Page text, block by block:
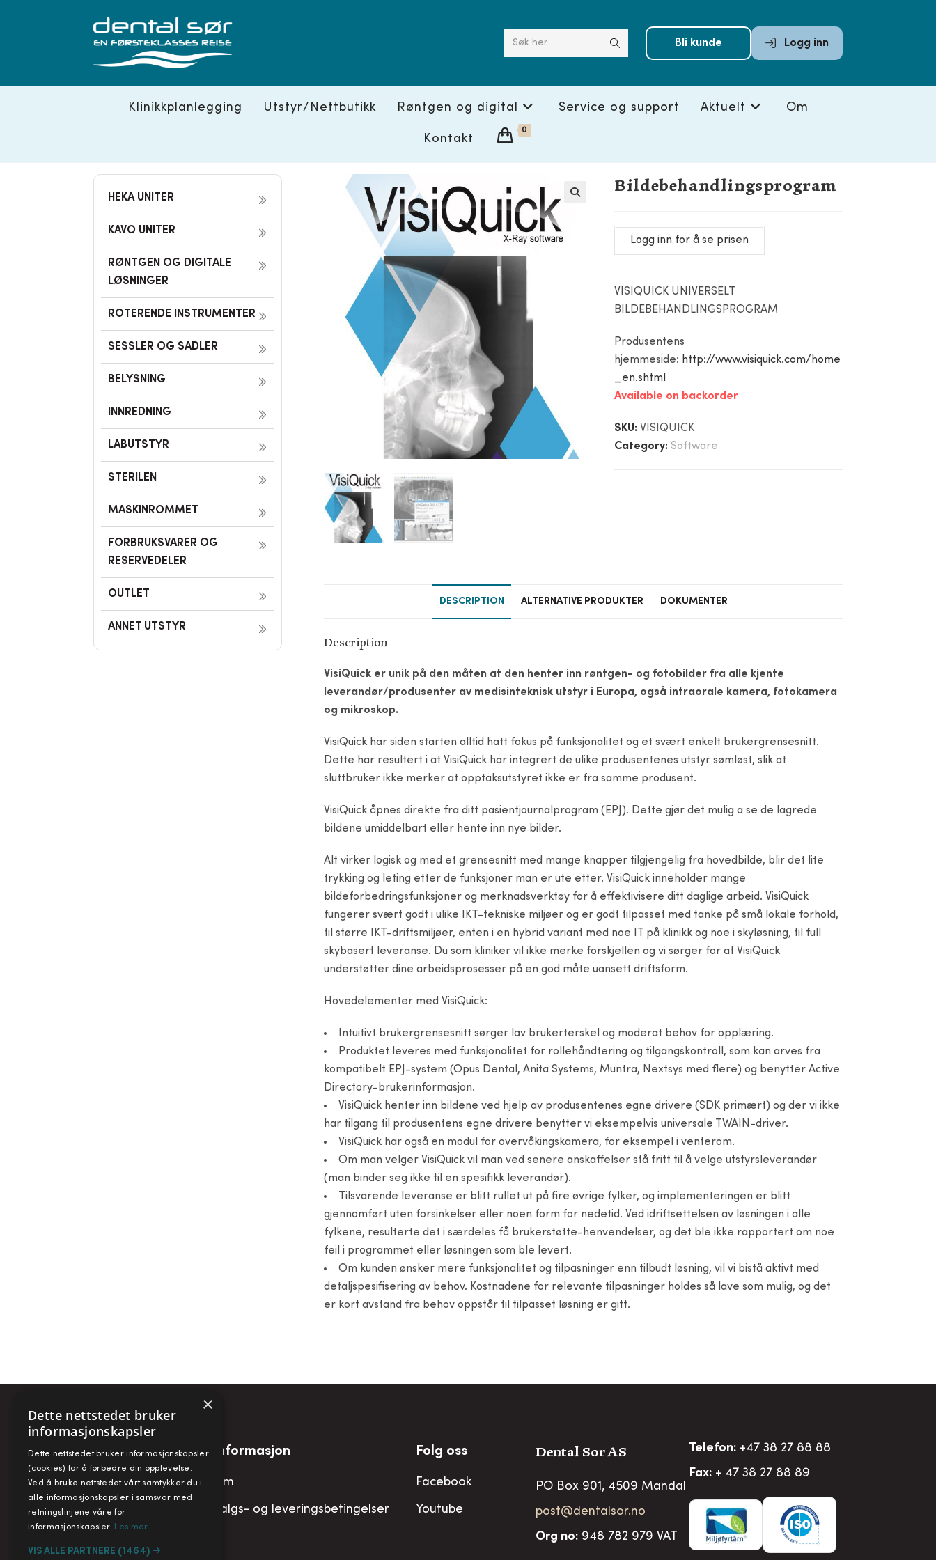
Søk her Bli kunde Logg inn
Klinikkplanlegging Utstyr/Nettbutikk Røntgen og digital Service og support Aktuelt Om
Kontakt
0
HEKA UNITER
KAVO UNITER
RØNTGEN OG DIGITALE
LØSNINGER
ROTERENDE INSTRUMENTER
SESSLER OG SADLER
BELYSNING
INNREDNING
LABUTSTYR
STERILEN
MASKINROMMET
FORBRUKSVARER OG
RESERVEDELER
OUTLET
ANNET UTSTYR
Bildebehandlingsprogram
Logg inn for å se prisen
VISIQUICK UNIVERSELT
BILDEBEHANDLINGSPROGRAM
Produsentens
hjemmeside: http://www.visiquick.com/home
_en.shtml
Available on backorder
SKU: VISIQUICK
Category: Software
DESCRIPTION ALTERNATIVE PRODUKTER DOKUMENTER
Description
VisiQuick er unik på den måten at den henter inn røntgen- og fotobilder fra alle kjente
leverandør/produsenter av medisinteknisk utstyr i Europa, også intraorale kamera, fotokamera
og mikroskop.
VisiQuick har siden starten alltid hatt fokus på funksjonalitet og et svært enkelt brukergrensesnitt.
Dette har resultert i at VisiQuick har integrert de ulike produsentenes utstyr sømløst, slik at
sluttbruker ikke merker at opptaksutstyret ikke er fra samme produsent.
VisiQuick åpnes direkte fra ditt pasientjournalprogram (EPJ). Dette gjør det mulig a se de lagrede
bildene umiddelbart eller hente inn nye bilder.
Alt virker logisk og med et grensesnitt med mange knapper tilgjengelig fra hovedbilde, blir det lite
trykking og leting etter de funksjoner man er ute etter. VisiQuick inneholder mange
bildeforbedringsfunksjoner og merknadsverktøy for å effektivisere ditt daglige arbeid. VisiQuick
fungerer svært godt i ulike IKT-tekniske miljøer og er godt tilpasset med tanke på små lokale forhold,
til større IKT-driftsmiljøer, enten i en hybrid variant med noe IT på klinikk og noe i skyløsning, til full
skybasert leveranse. Du som kliniker vil ikke merke forskjellen og vi sørger for at VisiQuick
understøtter dine arbeidsprosesser på en god måte uansett driftsform.
Hovedelementer med VisiQuick:
Intuitivt brukergrensesnitt sørger lav brukerterskel og moderat behov for opplæring.
Produktet leveres med funksjonalitet for rollehåndtering og tilgangskontroll, som kan arves fra
kompatibelt EPJ-system (Opus Dental, Anita Systems, Muntra, Nextsys med flere) og benytter Active
Directory-brukerinformasjon.
VisiQuick henter inn bildene ved hjelp av produsentenes egne drivere (SDK primært) og der vi ikke
har tilgang til produsentens egne drivere benytter vi eksempelvis universale TWAIN-driver.
VisiQuick har også en modul for overvåkingskamera, for eksempel i venterom.
Om man velger VisiQuick vil man ved senere anskaffelser stå fritt til å velge utstyrsleverandør
(man binder seg ikke til en spesifikk leverandør).
Tilsvarende leveranse er blitt rullet ut på fire øvrige fylker, og implementeringen er blitt
gjennomført uten forsinkelser eller noen form for nedetid. Ved idriftsettelsen av løsningen i alle
fylkene, resulterte det i særdeles få brukerstøtte-henvendelser, og det ble ikke rapportert om noe
feil i programmet eller løsningen som ble levert.
Om kunden ønsker mere funksjonalitet og tilpasninger enn tilbudt løsning, vil vi bistå aktivt med
detaljspesifisering av behov. Kostnadene for relevante tilpasninger holdes så lave som mulig, og det
er kort avstand fra behov oppstår til tilpasset løsning er gitt.
Snarveier
Min konto
Handlekurv
Informasjon
Om
Salgs- og leveringsbetingelser
Folg oss
Facebook
Youtube
Dental Sor AS
PO Box 901, 4509 Mandal
post@dentalsor.no
Org no:948 782 979 VAT
Telefon: +47 38 27 88 88
Fax: + 47 38 27 88 89
×
Dette nettstedet bruker
informasjonskapsler
Dette nettstedet bruker informasjonskapsler
(cookies) for å forbedre din opplevelse.
Ved å bruke nettstedet vårt samtykker du i
alle informasjonskapsler i samsvar med
retningslinjene våre for
informasjonskapsler. Les mer
VIS ALLE PARTNERE (1464) →